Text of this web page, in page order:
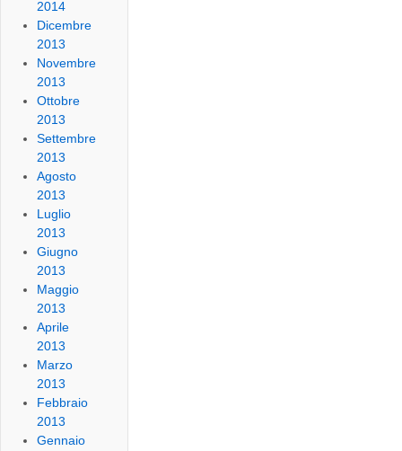
2014
Dicembre
2013
Novembre
2013
Ottobre
2013
Settembre
2013
Agosto
2013
Luglio
2013
Giugno
2013
Maggio
2013
Aprile
2013
Marzo
2013
Febbraio
2013
Gennaio